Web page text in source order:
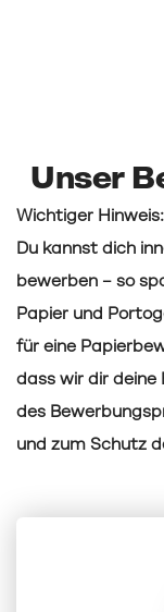
Unser
Wichtiger Hinweis:
Du kannst dich
bewerben – so
Papier und
für eine
dass wir dir deine
des
und zum Schutz